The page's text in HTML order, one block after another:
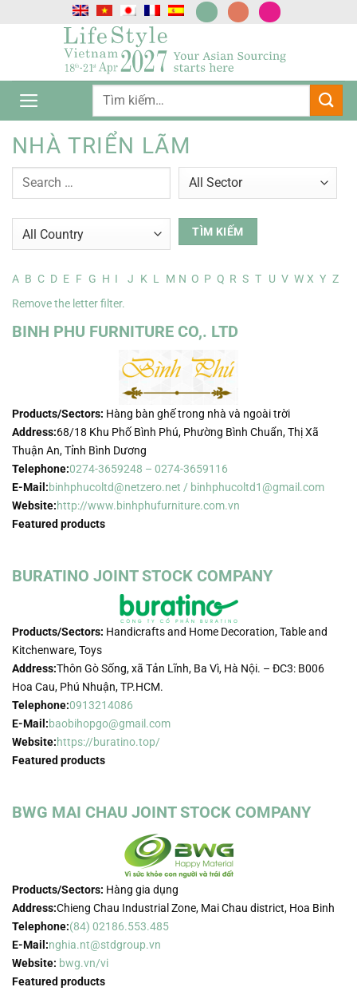
NHÀ TRIỂN LÃM
A B C D E F G H I J K L M N O P Q R S T U V W X Y Z
Remove the letter filter.
BINH PHU FURNITURE CO,. LTD
Products/Sectors: Hàng bàn ghế trong nhà và ngoài trời
Address:68/18 Khu Phố Bình Phú, Phường Bình Chuẩn, Thị Xã
Thuận An, Tỉnh Bình Dương
Telephone:0274-3659248 – 0274-3659116
E-Mail:binhphucoltd@netzero.net / binhphucoltd1@gmail.com
Website:http://www.binhphufurniture.com.vn
Featured products
BURATINO JOINT STOCK COMPANY
Products/Sectors: Handicrafts and Home Decoration, Table and
Kitchenware, Toys
Address:Thôn Gò Sống, xã Tản Lĩnh, Ba Vì, Hà Nội. – ĐC3: B006
Hoa Cau, Phú Nhuận, TP.HCM.
Telephone:0913214086
E-Mail:baobihopgo@gmail.com
Website:https://buratino.top/
Featured products
BWG MAI CHAU JOINT STOCK COMPANY
Products/Sectors: Hàng gia dụng
Address:Chieng Chau Industrial Zone, Mai Chau district, Hoa Binh
Telephone:(84) 02186.553.485
E-Mail:nghia.nt@stdgroup.vn
Website: bwg.vn/vi
Featured products